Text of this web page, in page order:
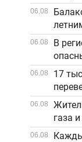
06.08
06.08
В
06.08
17
06.08
газа
06.08